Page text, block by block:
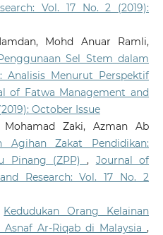
Vol. 17 No. 2 (2019):
Mohd Anuar Ramli,
Sel Stem dalam
Analisis Menurut Perspektif
of Fatwa Management and
October Issue
Zaki, Azman Ab
Agihan Zakat Pendidikan:
Pinang (ZPP), Journal of
Research: Vol. 17 No. 2
Kedudukan Orang Kelainan
Asnaf Ar-Riqab di Malaysia,